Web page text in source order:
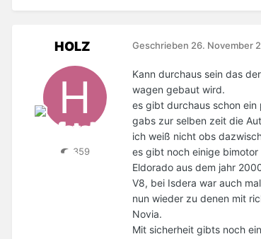
HOLZ
359
Geschrieben 26. November
Kann durchaus sein das
wagen gebaut wird.
es gibt durchaus schon
gabs zur selben zeit die
ich weiß nicht obs
es gibt noch einige
Eldorado aus dem jahr
V8, bei Isdera war auch
nun wieder zu denen mit
Novia.
Mit sicherheit gibts noch